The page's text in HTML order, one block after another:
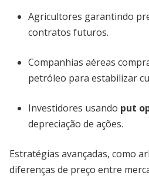
Agricultores garantindo
contratos futuros.
Companhias aéreas
petróleo para estabilizar
Investidores usando put
depreciação de ações.
Estratégias avançadas, como
diferenças de preço entre